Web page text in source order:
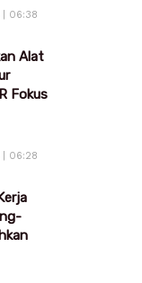
| 06:38
Alat
Fokus
| 06:28